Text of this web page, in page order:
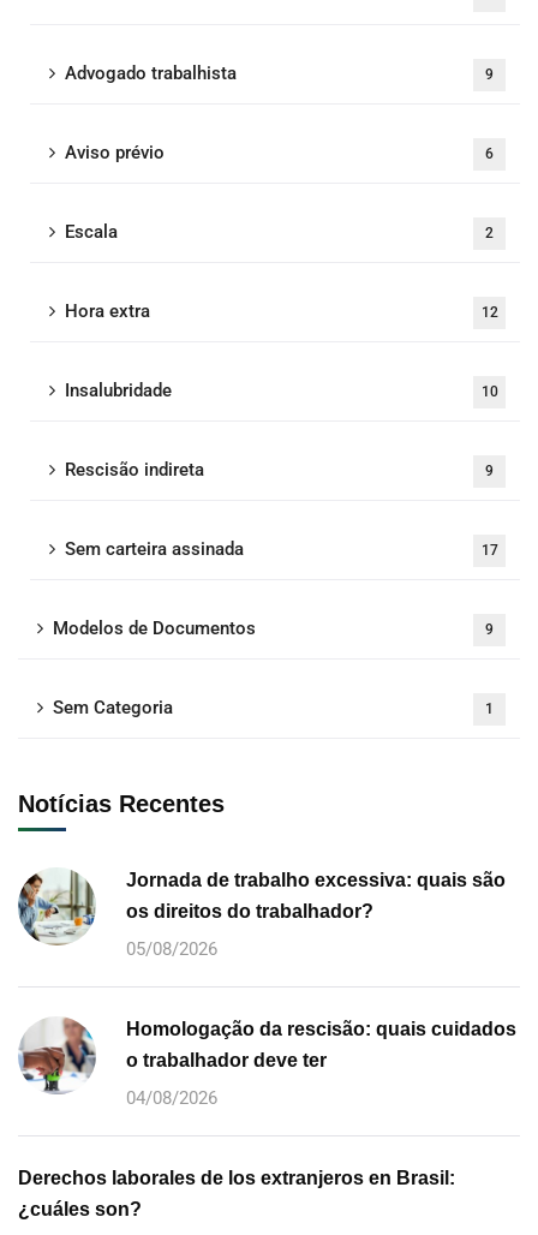
Advogado trabalhista 9
Aviso prévio 6
Escala 2
Hora extra 12
Insalubridade 10
Rescisão indireta 9
Sem carteira assinada 17
Modelos de Documentos 9
Sem Categoria 1
Notícias Recentes
Jornada de trabalho excessiva: quais são
os direitos do trabalhador?
05/08/2026
Homologação da rescisão: quais cuidados
o trabalhador deve ter
04/08/2026
Derechos laborales de los extranjeros en Brasil:
¿cuáles son?